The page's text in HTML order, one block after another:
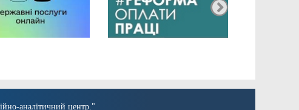
аналітичний центр."